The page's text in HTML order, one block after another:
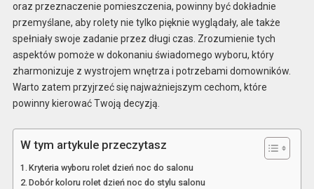
oraz przeznaczenie pomieszczenia, powinny być dokładnie
przemyślane, aby rolety nie tylko pięknie wyglądały, ale także
spełniały swoje zadanie przez długi czas. Zrozumienie tych
aspektów pomoże w dokonaniu świadomego wyboru, który
zharmonizuje z wystrojem wnętrza i potrzebami domowników.
Warto zatem przyjrzeć się najważniejszym cechom, które
powinny kierować Twoją decyzją.
W tym artykule przeczytasz
Kryteria wyboru rolet dzień noc do salonu
Dobór koloru rolet dzień noc do stylu salonu